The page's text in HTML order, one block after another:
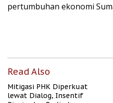
pertumbuhan ekonomi
Read Also
Mitigasi PHK Diperkuat
lewat Dialog, Insentif